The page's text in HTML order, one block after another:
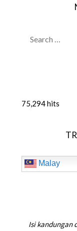
FOR:
75,294 hits
Malay
Isi kandungan